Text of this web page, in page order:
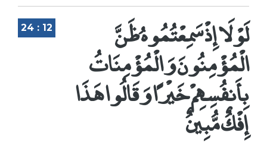
24 : 12 لَوْلَا إِذْ سَمِعْتُمُوهُ ظَنَّ
الْمُؤْمِنُونَ وَالْمُؤْمِنَاتُ
بِأَنفُسِهِمْ خَيْرًا وَقَالُوا هَذَا
إِفْكٌ مُّبِينٌ